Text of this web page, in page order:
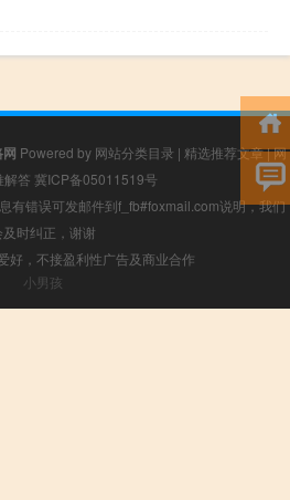
Powered by 网站分类目录 | 精选推荐文章|网
解答 冀ICP备05011519号
有错误可发邮件到f_fb#foxmail.com说明，我们
及时纠正，谢谢
好，不接盈利性广告及商业合作
小男孩